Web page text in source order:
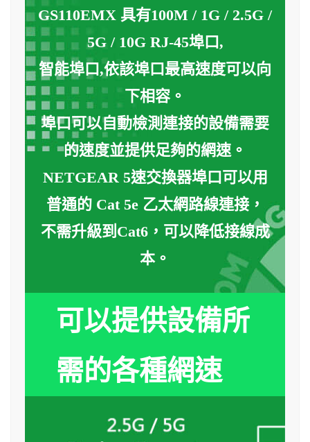
GS110EMX 具有100M / 1G / 2.5G /
5G / 10G RJ-45埠口,
智能埠口,依該埠口最高速度可以向
下相容。
埠口可以自動檢測連接的設備需要
的速度並提供足夠的網速。
NETGEAR 5速交換器埠口可以用
普通的 Cat 5e 乙太網路線連接，
不需升級到Cat6，可以降低接線成
本。
可以提供設備所
需的各種網速